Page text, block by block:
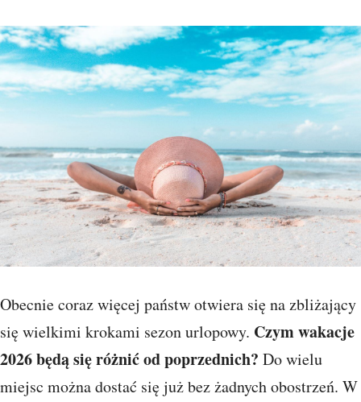
Obecnie coraz więcej państw otwiera się na zbliżający
się wielkimi krokami sezon urlopowy. Czym wakacje
2026 będą się różnić od poprzednich? Do wielu
miejsc można dostać się już bez żadnych obostrzeń. W